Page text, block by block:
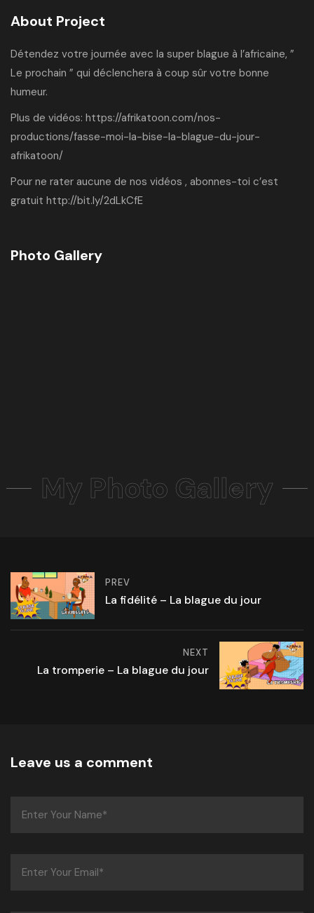
About Project
Détendez votre journée avec la super blague à l’africaine, ”
Le prochain ” qui déclenchera à coup sûr votre bonne
humeur.
Plus de vidéos: https://afrikatoon.com/nos-
productions/fasse-moi-la-bise-la-blague-du-jour-
afrikatoon/
Pour ne rater aucune de nos vidéos , abonnes-toi c’est
gratuit http://bit.ly/2dLkCfE
Photo Gallery
My Photo Gallery
PREV
La fidélité – La blague du jour
NEXT
La tromperie – La blague du jour
Leave us a comment